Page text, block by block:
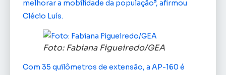
melhorar a mobilidade da população”, afirmou
Clécio Luís.
Foto: Fabiana Figueiredo/GEA
Com 35 quilômetros de extensão, a AP-160 é